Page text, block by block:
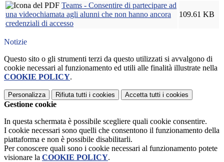
Teams - Consentire di partecipare ad
una videochiamata agli alunni che non hanno ancora
credenziali di accesso
109.61 KB
Notizie
Questo sito o gli strumenti terzi da questo utilizzati si avvalgono di
cookie necessari al funzionamento ed utili alle finalità illustrate nella
COOKIE POLICY.
Personalizza Rifiuta tutti i cookies Accetta tutti i cookies
Gestione cookie
In questa schermata è possibile scegliere quali cookie consentire.
I cookie necessari sono quelli che consentono il funzionamento della
piattaforma e non è possibile disabilitarli.
Per conoscere quali sono i cookie necessari al funzionamento potete
visionare la COOKIE POLICY.